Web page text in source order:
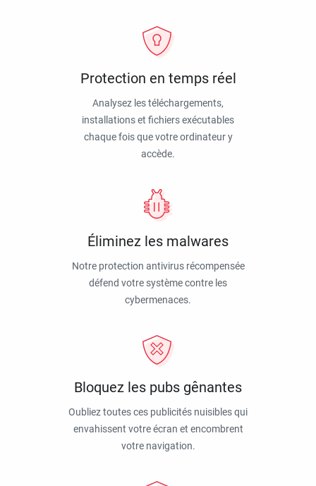
Protection en temps réel
Analysez les téléchargements,
installations et fichiers exécutables
chaque fois que votre ordinateur y
accède.
Éliminez les malwares
Notre protection antivirus récompensée
défend votre système contre les
cybermenaces.
Bloquez les pubs gênantes
Oubliez toutes ces publicités nuisibles qui
envahissent votre écran et encombrent
votre navigation.